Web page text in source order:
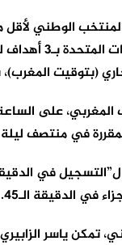
أمام
في منتصف ليلة
في الدقيقة الـ45.